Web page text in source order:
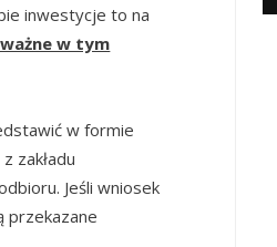
inwestycje to na
w tym
w formie
zakładu
Jeśli wniosek
przekazane